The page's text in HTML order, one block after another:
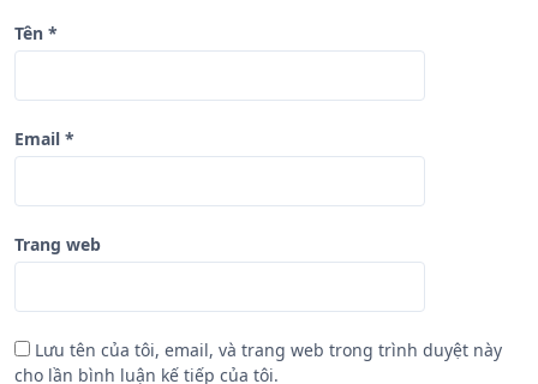
Tên *
Email *
Trang web
Lưu tên của tôi, email, và trang web trong trình duyệt này
cho lần bình luận kế tiếp của tôi.